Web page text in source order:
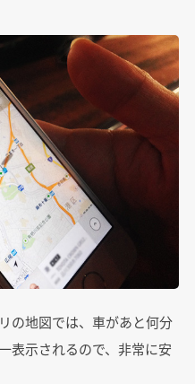
の地図では、車があと何分
表示されるので、非常に安